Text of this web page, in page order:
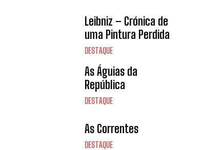
Leibniz – Crónica de
uma Pintura Perdida
DESTAQUE
As Águias da
República
DESTAQUE
As Correntes
DESTAQUE